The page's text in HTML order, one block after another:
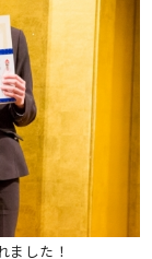
ました！